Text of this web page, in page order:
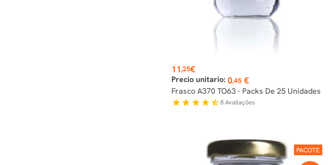
Preço
11,25€
Precio unitario: 0,45 €
Frasco A370 TO63 - Packs De 25 Unidades
star star star star star_half8Avaliações
PACOTE